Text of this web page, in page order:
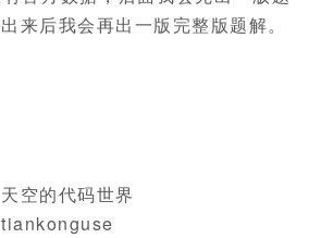
来后我会再出一版完整版题解。
空的代码世界